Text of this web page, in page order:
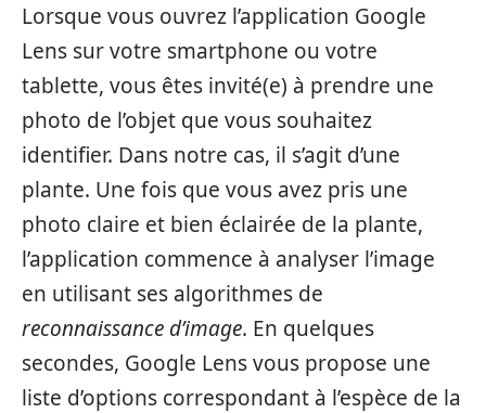
Lorsque vous ouvrez l’application Google
Lens sur votre smartphone ou votre
tablette, vous êtes invité(e) à prendre une
photo de l’objet que vous souhaitez
identifier. Dans notre cas, il s’agit d’une
plante. Une fois que vous avez pris une
photo claire et bien éclairée de la plante,
l’application commence à analyser l’image
en utilisant ses algorithmes de
reconnaissance d’image. En quelques
secondes, Google Lens vous propose une
liste d’options correspondant à l’espèce de la